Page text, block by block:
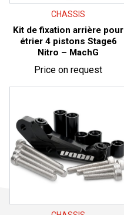
CHASSIS
Kit de fixation arrière pour
étrier 4 pistons Stage6
Nitro – MachG
Price on request